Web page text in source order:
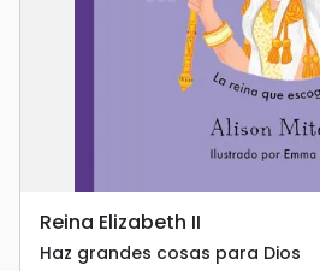
Reina Elizabeth II
Haz grandes cosas para Dios